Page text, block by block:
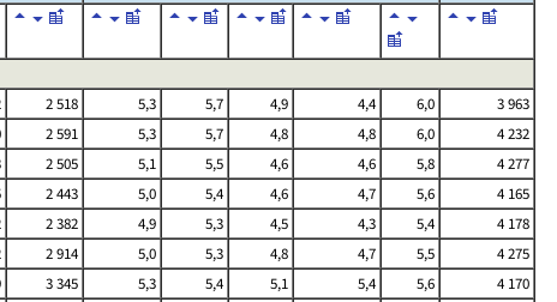
2 518 5,3 5,7 4,9 4,4 6,0
3 963
2 591 5,3 5,7 4,8 4,8 6,0
4 232
2 505 5,1 5,5 4,6 4,6 5,8
4 277
2 443 5,0 5,4 4,6 4,7 5,6
4 165
2 382 4,9 5,3 4,5 4,3 5,4
4 178
2 914 5,0 5,3 4,8 4,7 5,5
4 275
3 345 5,3 5,4 5,1 5,4 5,6
4 170